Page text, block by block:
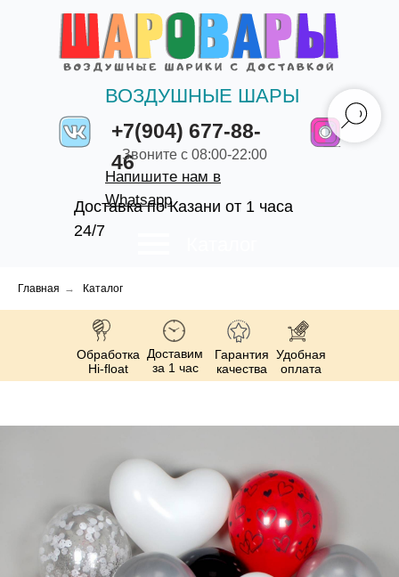
+7(904) 677-88-
46
ВОЗДУШНЫЕ ШАРЫ
Доставка по Казани от 1 часа
24/7
Звоните с 08:00-22:00
Напишите нам в
Whatsapp
Главная → Каталог
Обработка
Hi-float
Доставим
за 1 час
Гарантия
качества
Удобная
оплата